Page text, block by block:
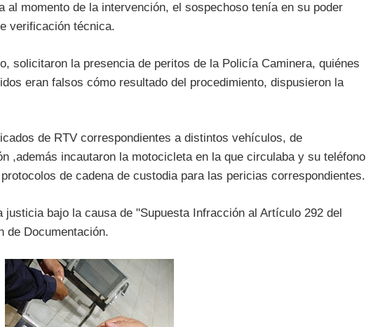
al momento de la intervención, el sospechoso tenía en su poder
verificación técnica.
solicitaron la presencia de peritos de la Policía Caminera, quiénes
eran falsos cómo resultado del procedimiento, dispusieron la
de RTV correspondientes a distintos vehículos, de
,además incautaron la motocicleta en la que circulaba y su teléfono
de cadena de custodia para las pericias correspondientes.
justicia bajo la causa de "Supuesta Infracción al Artículo 292 del
de Documentación.